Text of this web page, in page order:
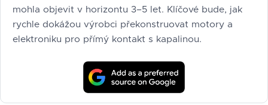
mohla objevit v horizontu 3–5 let. Klíčové bude, jak
rychle dokážou výrobci překonstruovat motory a
elektroniku pro přímý kontakt s kapalinou.